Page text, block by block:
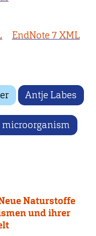
EndNote 7 XML
Antje Labes
Naturstoffe
und ihrer